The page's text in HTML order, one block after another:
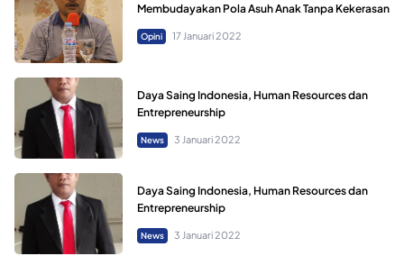
Membudayakan Pola Asuh Anak Tanpa Kekerasan
Opini 17 Januari 2022
Daya Saing Indonesia, Human Resources dan
Entrepreneurship
News 3 Januari 2022
Daya Saing Indonesia, Human Resources dan
Entrepreneurship
News 3 Januari 2022